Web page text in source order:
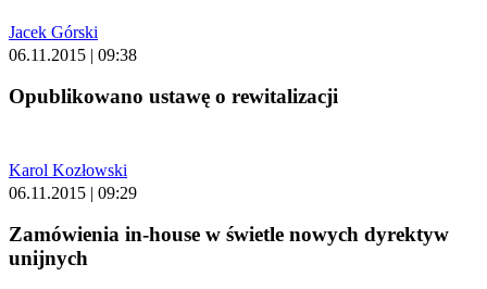
Jacek Górski
06.11.2015 | 09:38
Opublikowano ustawę o rewitalizacji
Karol Kozłowski
06.11.2015 | 09:29
Zamówienia in-house w świetle nowych dyrektyw
unijnych